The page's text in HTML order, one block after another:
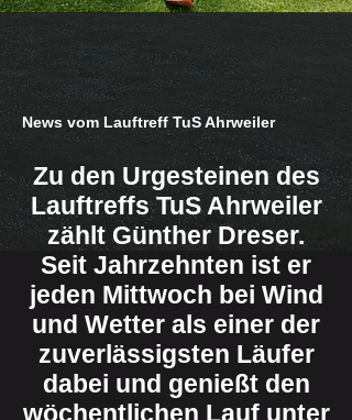
News vom Lauftreff TuS Ahrweiler
Zu den Urgesteinen des
Lauftreffs TuS Ahrweiler
zählt Günther Dreser.
Seit Jahrzehnten ist er
jeden Mittwoch bei Wind
und Wetter als einer der
zuverlässigsten Läufer
dabei und genießt den
wöchentlichen Lauf unter